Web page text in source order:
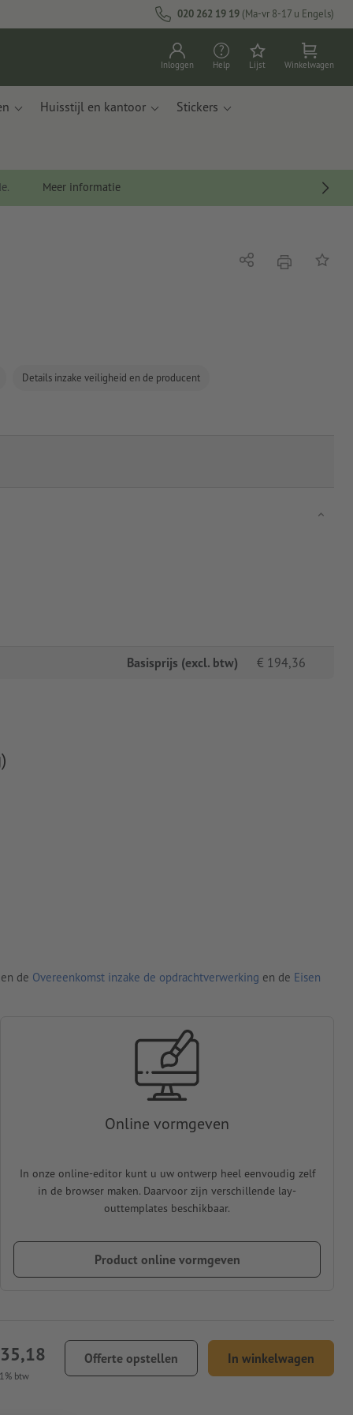
020 262 19 19 (Ma-vr 8-17 u Engels)
Inloggen Help Lijst Winkelwagen
Huisstijl en kantoor Stickers
Meer informatie
Details inzake veiligheid en de producent
Delen afdrukkenOp de
Basisprijs (excl. btw) € 194,36
de Overeenkomst inzake de opdrachtverwerking en de Eisen
Online vormgeven
In onze online-editor kunt u uw ontwerp heel eenvoudig zelf
in de browser maken. Daarvoor zijn verschillende lay-
outtemplates beschikbaar.
Product online vormgeven
btw
Offerte opstellen In winkelwagen